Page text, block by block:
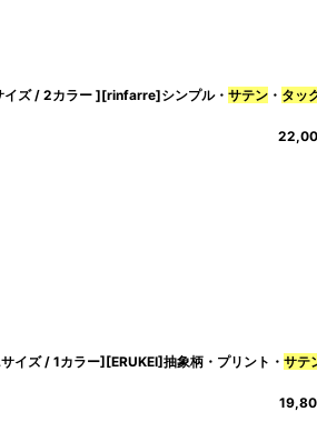
[cd-k06094t]
イズ / 2カラー ][rinfarre]シンプル・ サテン ・ タッ
イズ / 1カラー][ERUKEI]抽象柄・プリント・ サテ